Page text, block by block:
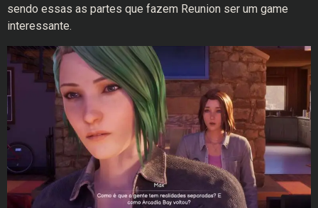
sendo essas as partes que fazem Reunion ser um game
interessante.